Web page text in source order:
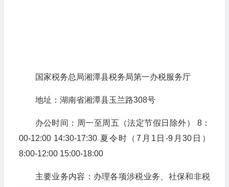
国家税务总局湘潭县税务局第一办税服务厅
地址：湖南省湘潭县玉兰路308号
办公时间：周一至周五（法定节假日除外） 8：
00-12:00 14:30-17:30 夏令时（7月1日-9月30日）
8:00-12:00 15:00-18:00
主要业务内容：办理各项涉税业务、社保和非税